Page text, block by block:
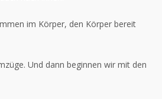
im Körper, den Körper bereit
Und dann beginnen wir mit den